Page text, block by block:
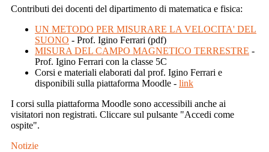
Contributi dei docenti del dipartimento di matematica e fisica:
UN METODO PER MISURARE LA VELOCITA' DEL
SUONO - Prof. Igino Ferrari (pdf)
MISURA DEL CAMPO MAGNETICO TERRESTRE -
Prof. Igino Ferrari con la classe 5C
Corsi e materiali elaborati dal prof. Igino Ferrari e
disponibili sulla piattaforma Moodle - link
I corsi sulla piattaforma Moodle sono accessibili anche ai
visitatori non registrati. Cliccare sul pulsante "Accedi come
ospite".
Notizie